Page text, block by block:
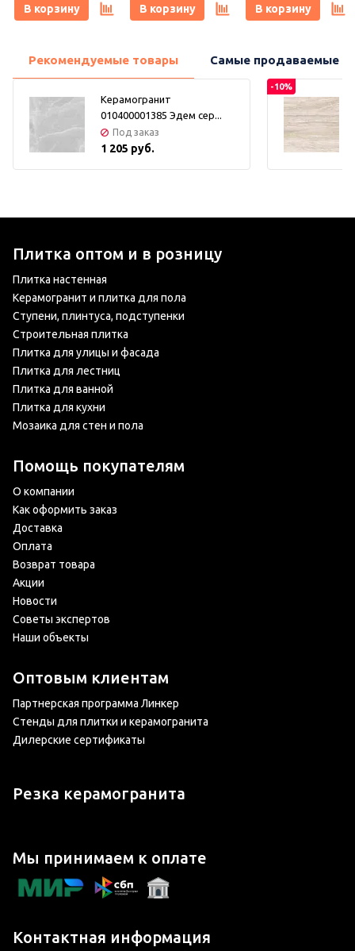
(Керамарк)
В корзину
(Керамарк)
В корзину
Keramark (Керамарк)
В корзину
Рекомендуемые товары Самые продаваемые
Керамогранит
010400001385 Эдем сер...
Под заказ
1 205 руб.
-10%
Плитка оптом и в розницу
Плитка настенная
Керамогранит и плитка для пола
Ступени, плинтуса, подступенки
Строительная плитка
Плитка для улицы и фасада
Плитка для лестниц
Плитка для ванной
Плитка для кухни
Мозаика для стен и пола
Помощь покупателям
О компании
Как оформить заказ
Доставка
Оплата
Возврат товара
Акции
Новости
Советы экспертов
Наши объекты
Оптовым клиентам
Партнерская программа Линкер
Стенды для плитки и керамогранита
Дилерские сертификаты
Резка керамогранита
Мы принимаем к оплате
Контактная информация